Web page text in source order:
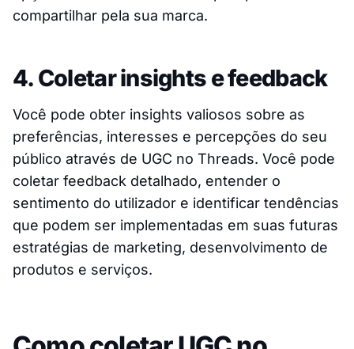
compartilhar pela sua marca.
4. Coletar insights e feedback
Você pode obter insights valiosos sobre as
preferências, interesses e percepções do seu
público através de UGC no Threads. Você pode
coletar feedback detalhado, entender o
sentimento do utilizador e identificar tendências
que podem ser implementadas em suas futuras
estratégias de marketing, desenvolvimento de
produtos e serviços.